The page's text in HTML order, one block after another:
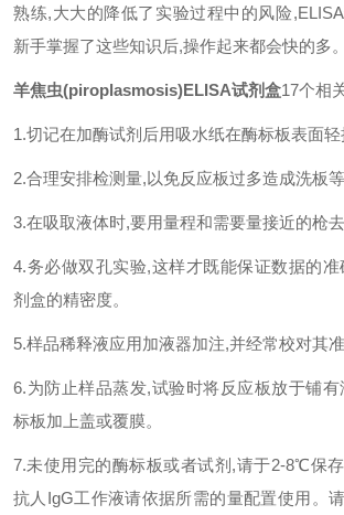
熟练,大大的降低了实验过程中的风险,ELISA
新手掌握了这些知识后,操作起来都会快的多。
羊焦虫(piroplasmosis)ELISA试剂盒17个相
1.切记在加酶试剂后用吸水纸在酶标板表面轻
2.合理安排检测量,以免反应板过多造成洗板等
3.在吸取液体时,要用量程和需要量接近的枪
4.务必做双孔实验,这样才既能保证数据的准
剂盒的精密度。
5.样品稀释液应用加液器加注,并经常校对其准
6.为防止样品蒸发,试验时将反应板放于铺
标板加上盖或覆膜。
7.未使用完的酶标板或者试剂 ,请于2-8℃保
抗人 IgG工作液请依据所需的量配置使用。